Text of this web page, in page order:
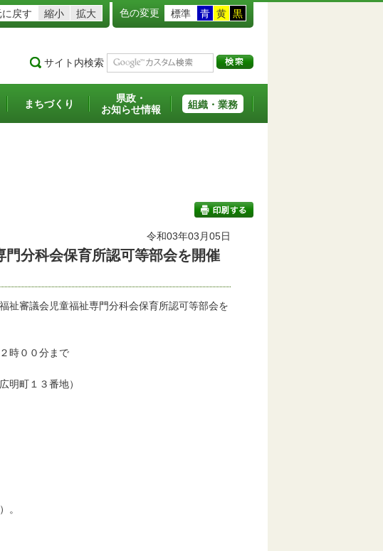
に戻す 縮小 拡大 色の変更 標準 青 黄 黒
サイト内検索
まちづくり
県政・
お知らせ情報
組織・業務
令和03年03月05日
分科会保育所認可等部会を開催
祉審議会児童福祉専門分科会保育所認可等部会を
時００分まで
町１３番地）